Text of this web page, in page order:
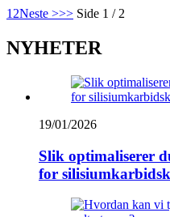
1 2Neste >>> Side 1 / 2
NYHETER
19/01/2026
Slik optimaliserer
for